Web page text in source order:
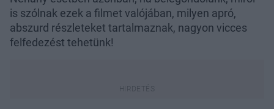
is szólnak ezek a filmet valójában, milyen apró,
abszurd részleteket tartalmaznak, nagyon vicces
felfedezést tehetünk!